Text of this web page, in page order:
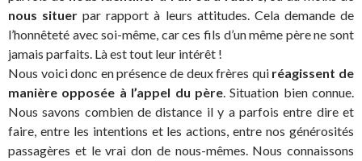
nous situer par rapport à leurs attitudes. Cela demande de
l’honnêteté avec soi-même, car ces fils d’un même père ne sont
jamais parfaits. Là est tout leur intérêt !
Nous voici donc en présence de deux frères qui réagissent de
manière opposée à l’appel du père. Situation bien connue.
Nous savons combien de distance il y a parfois entre dire et
faire, entre les intentions et les actions, entre nos générosités
passagères et le vrai don de nous-mêmes. Nous connaissons